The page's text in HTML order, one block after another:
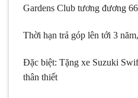
Gardens Club tương đương
Thời hạn trả góp lên tới 3
Đặc biệt: Tặng xe Suzuki
thân thiết